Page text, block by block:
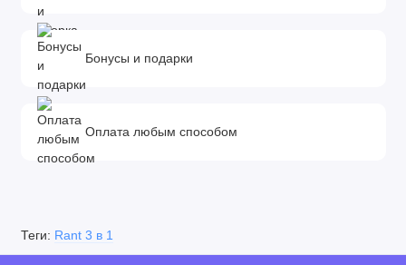
Бонусы и подарки
Оплата любым способом
Теги: Rant 3 в 1